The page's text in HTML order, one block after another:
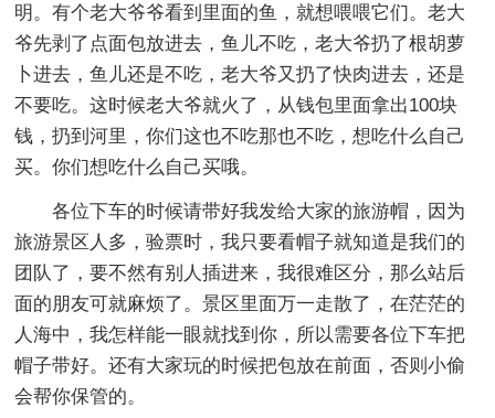
明。有个老大爷爷看到里面的鱼，就想喂喂它们。老大
爷先剥了点面包放进去，鱼儿不吃，老大爷扔了根胡萝
卜进去，鱼儿还是不吃，老大爷又扔了快肉进去，还是
不要吃。这时候老大爷就火了，从钱包里面拿出100块
钱，扔到河里，你们这也不吃那也不吃，想吃什么自己
买。你们想吃什么自己买哦。
各位下车的时候请带好我发给大家的旅游帽，因为
旅游景区人多，验票时，我只要看帽子就知道是我们的
团队了，要不然有别人插进来，我很难区分，那么站后
面的朋友可就麻烦了。景区里面万一走散了，在茫茫的
人海中，我怎样能一眼就找到你，所以需要各位下车把
帽子带好。还有大家玩的时候把包放在前面，否则小偷
会帮你保管的。